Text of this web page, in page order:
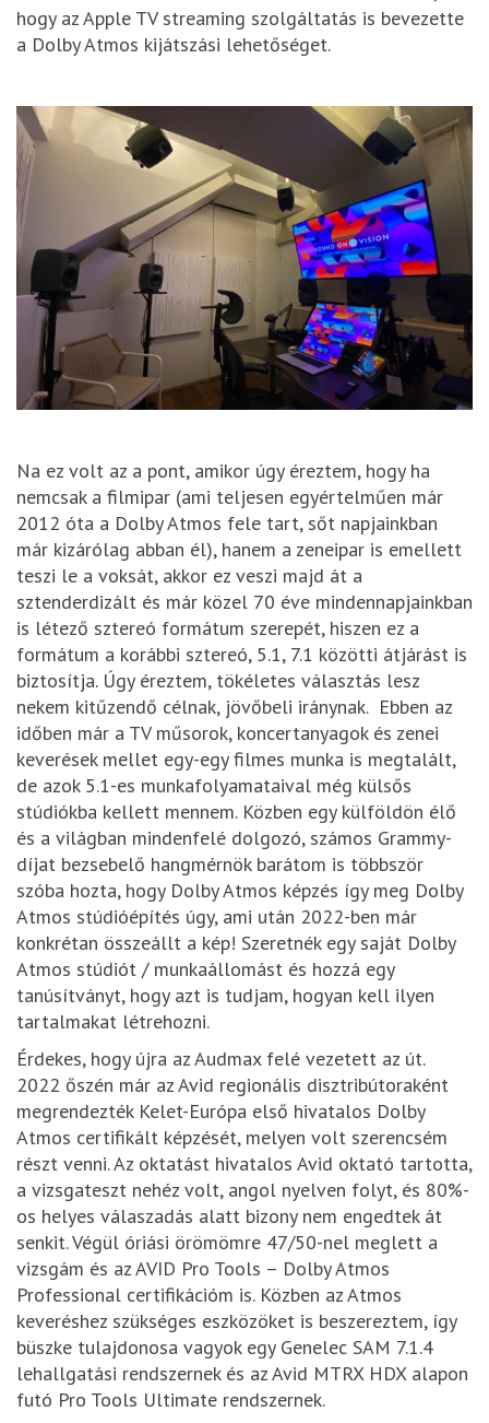
hogy az Apple TV streaming szolgáltatás is bevezette
a Dolby Atmos kijátszási lehetőséget.
Na ez volt az a pont, amikor úgy éreztem, hogy ha
nemcsak a filmipar (ami teljesen egyértelműen már
2012 óta a Dolby Atmos fele tart, sőt napjainkban
már kizárólag abban él), hanem a zeneipar is emellett
teszi le a voksát, akkor ez veszi majd át a
sztenderdizált és már közel 70 éve mindennapjainkban
is létező sztereó formátum szerepét, hiszen ez a
formátum a korábbi sztereó, 5.1, 7.1 közötti átjárást is
biztosítja. Úgy éreztem, tökéletes választás lesz
nekem kitűzendő célnak, jövőbeli iránynak. Ebben az
időben már a TV műsorok, koncertanyagok és zenei
keverések mellet egy-egy filmes munka is megtalált,
de azok 5.1-es munkafolyamataival még külsős
stúdiókba kellett mennem. Közben egy külföldön élő
és a világban mindenfelé dolgozó, számos Grammy-
díjat bezsebelő hangmérnök barátom is többször
szóba hozta, hogy Dolby Atmos képzés így meg Dolby
Atmos stúdióépítés úgy, ami után 2022-ben már
konkrétan összeállt a kép! Szeretnék egy saját Dolby
Atmos stúdiót / munkaállomást és hozzá egy
tanúsítványt, hogy azt is tudjam, hogyan kell ilyen
tartalmakat létrehozni.
Érdekes, hogy újra az Audmax felé vezetett az út.
2022 őszén már az Avid regionális disztribútoraként
megrendezték Kelet-Európa első hivatalos Dolby
Atmos certifikált képzését, melyen volt szerencsém
részt venni. Az oktatást hivatalos Avid oktató tartotta,
a vizsgateszt nehéz volt, angol nyelven folyt, és 80%-
os helyes válaszadás alatt bizony nem engedtek át
senkit. Végül óriási örömömre 47/50-nel meglett a
vizsgám és az AVID Pro Tools – Dolby Atmos
Professional certifikációm is. Közben az Atmos
keveréshez szükséges eszközöket is beszereztem, így
büszke tulajdonosa vagyok egy Genelec SAM 7.1.4
lehallgatási rendszernek és az Avid MTRX HDX alapon
futó Pro Tools Ultimate rendszernek.